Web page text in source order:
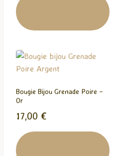
Bougie Bijou Grenade Poire –
Or
17,00 €